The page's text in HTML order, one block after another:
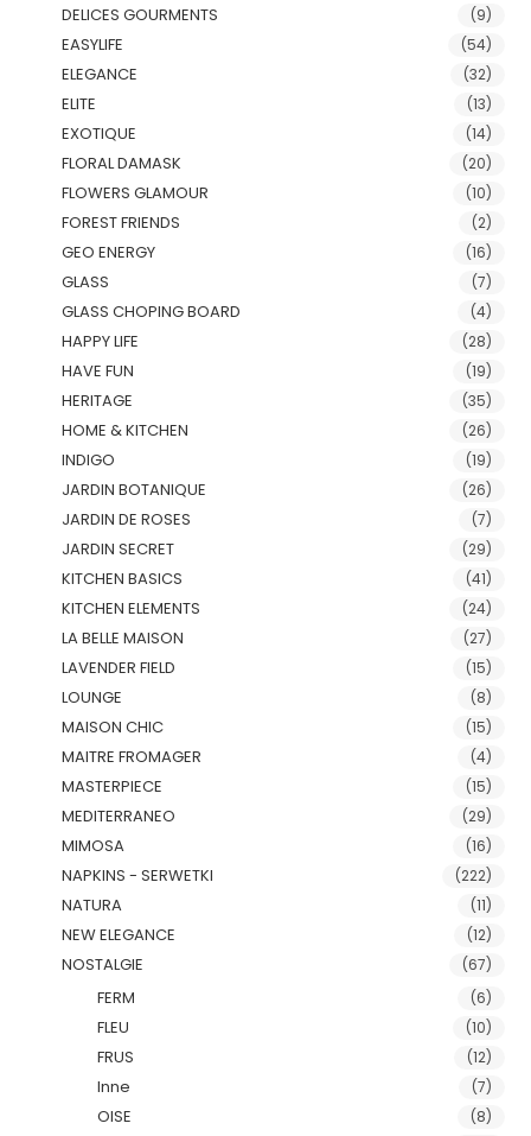
DELICES GOURMENTS (9)
EASYLIFE (54)
ELEGANCE (32)
ELITE (13)
EXOTIQUE (14)
FLORAL DAMASK (20)
FLOWERS GLAMOUR (10)
FOREST FRIENDS (2)
GEO ENERGY (16)
GLASS (7)
GLASS CHOPING BOARD (4)
HAPPY LIFE (28)
HAVE FUN (19)
HERITAGE (35)
HOME & KITCHEN (26)
INDIGO (19)
JARDIN BOTANIQUE (26)
JARDIN DE ROSES (7)
JARDIN SECRET (29)
KITCHEN BASICS (41)
KITCHEN ELEMENTS (24)
LA BELLE MAISON (27)
LAVENDER FIELD (15)
LOUNGE (8)
MAISON CHIC (15)
MAITRE FROMAGER (4)
MASTERPIECE (15)
MEDITERRANEO (29)
MIMOSA (16)
NAPKINS - SERWETKI (222)
NATURA (11)
NEW ELEGANCE (12)
NOSTALGIE (67)
FERM (6)
FLEU (10)
FRUS (12)
Inne (7)
OISE (8)